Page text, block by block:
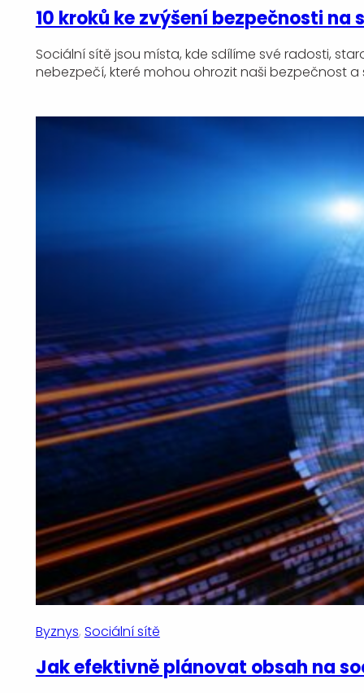
10 kroků ke zvýšení bezpečnosti
Sociální sítě jsou místa, kde sdílíme své radosti,
nebezpečí, které mohou ohrozit naši bezpečnost a
Byznys, Sociální sítě
Jak efektivně plánovat obsah na